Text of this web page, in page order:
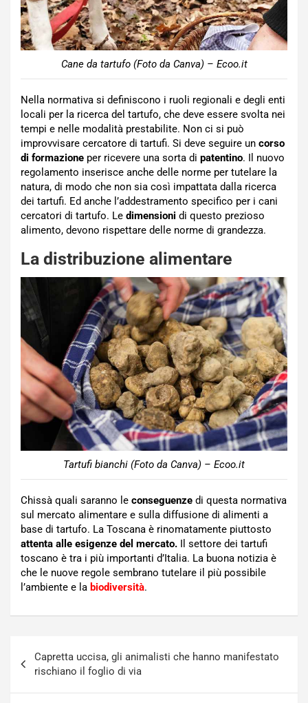
Cane da tartufo (Foto da Canva) – Ecoo.it
Nella normativa si definiscono i ruoli regionali e degli enti
locali per la ricerca del tartufo, che deve essere svolta nei
tempi e nelle modalità prestabilite. Non ci si può
improvvisare cercatore di tartufi. Si deve seguire un corso
di formazione per ricevere una sorta di patentino. Il nuovo
regolamento inserisce anche delle norme per tutelare la
natura, di modo che non sia così impattata dalla ricerca
dei tartufi. Ed anche l’addestramento specifico per i cani
cercatori di tartufo. Le dimensioni di questo prezioso
alimento, devono rispettare delle norme di grandezza.
La distribuzione alimentare
Tartufi bianchi (Foto da Canva) – Ecoo.it
Chissà quali saranno le conseguenze di questa normativa
sul mercato alimentare e sulla diffusione di alimenti a
base di tartufo. La Toscana è rinomatamente piuttosto
attenta alle esigenze del mercato. Il settore dei tartufi
toscano è tra i più importanti d’Italia. La buona notizia è
che le nuove regole sembrano tutelare il più possibile
l’ambiente e la biodiversità.
articoli
Capretta uccisa, gli animalisti che hanno manifestato
rischiano il foglio di via